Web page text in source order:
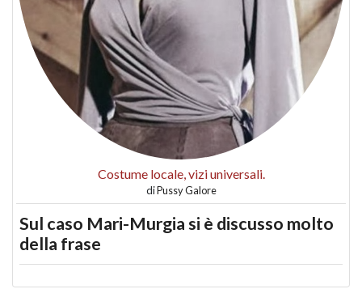
Costume locale, vizi universali.
diPussy Galore
Sul caso Mari-Murgia si è discusso molto
della frase